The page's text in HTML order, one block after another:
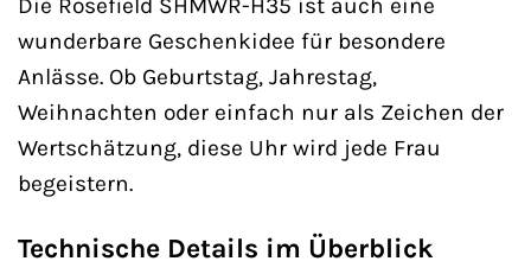
Die Rosefield SHMWR-H35 ist auch eine
wunderbare Geschenkidee für besondere
Anlässe. Ob Geburtstag, Jahrestag,
Weihnachten oder einfach nur als Zeichen der
Wertschätzung, diese Uhr wird jede Frau
begeistern.
Technische Details im Überblick